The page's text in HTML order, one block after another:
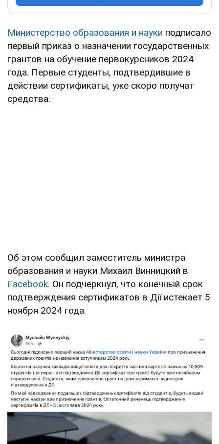
Министерство образования и науки подписало
первый приказ о назначении государственных
грантов на обучение первокурсников 2024
года. Первые студенты, подтвердившие в
действии сертификаты, уже скоро получат
средства.
Об этом сообщил заместитель министра
образования и науки Михаил Винницкий в
Facebook. Он подчеркнул, что конечный срок
подтверждения сертификатов в Дії истекает 5
ноября 2024 года.